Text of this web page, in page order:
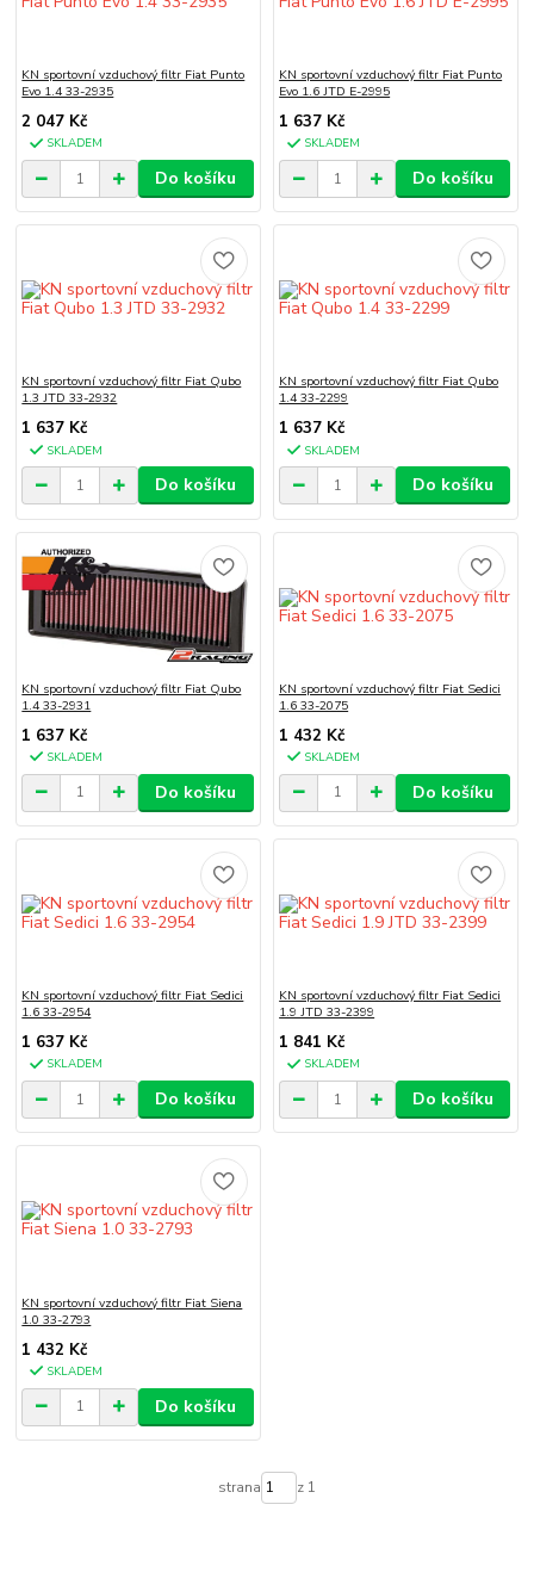
KN sportovní vzduchový filtr Fiat Punto
Evo 1.4 33-2935
2 047 Kč
SKLADEM
Do košíku
KN sportovní vzduchový filtr Fiat Punto
Evo 1.6 JTD E-2995
1 637 Kč
SKLADEM
Do košíku
KN sportovní vzduchový filtr Fiat Qubo
1.3 JTD 33-2932
1 637 Kč
SKLADEM
Do košíku
KN sportovní vzduchový filtr Fiat Qubo
1.4 33-2299
1 637 Kč
SKLADEM
Do košíku
KN sportovní vzduchový filtr Fiat Qubo
1.4 33-2931
1 637 Kč
SKLADEM
Do košíku
KN sportovní vzduchový filtr Fiat Sedici
1.6 33-2075
1 432 Kč
SKLADEM
Do košíku
KN sportovní vzduchový filtr Fiat Sedici
1.6 33-2954
1 637 Kč
SKLADEM
Do košíku
KN sportovní vzduchový filtr Fiat Sedici
1.9 JTD 33-2399
1 841 Kč
SKLADEM
Do košíku
KN sportovní vzduchový filtr Fiat Siena
1.0 33-2793
1 432 Kč
SKLADEM
Do košíku
strana z 1